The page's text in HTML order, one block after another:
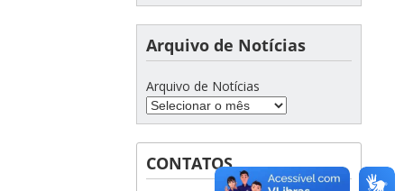
Arquivo de Notícias
Arquivo de Notícias
CONTATOS